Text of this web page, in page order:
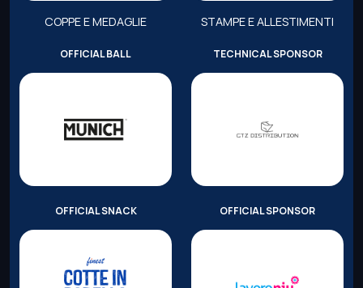
COPPE E MEDAGLIE STAMPE E ALLESTIMENTI
OFFICIAL BALL TECHNICAL SPONSOR
OFFICIAL SNACK OFFICIAL SPONSOR